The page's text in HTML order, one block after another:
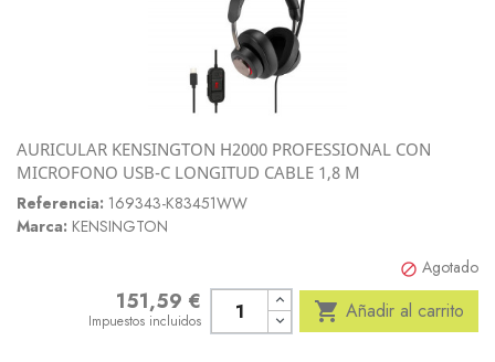
AURICULAR KENSINGTON H2000 PROFESSIONAL CON
MICROFONO USB-C LONGITUD CABLE 1,8 M
Referencia: 169343-K83451WW
Marca: KENSINGTON
 Agotado
Precio151,59 €
Impuestos incluidos  Añadir al carrito